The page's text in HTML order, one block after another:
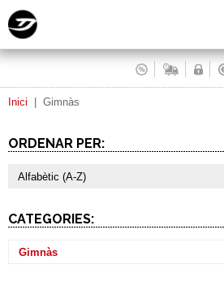
Inici Gimnàs
ORDENAR PER:
Alfabètic (A-Z)
CATEGORIES:
Gimnàs